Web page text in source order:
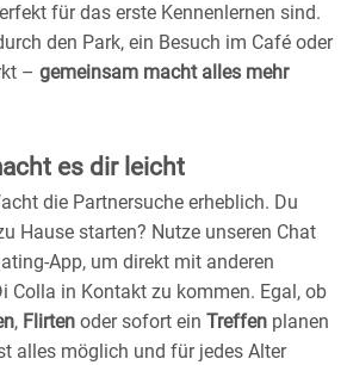
für das erste Kennenlernen sind.
den Park, ein Besuch im Café oder
– gemeinsam macht alles mehr
es dir leicht
die Partnersuche erheblich. Du
Hause starten? Nutze unseren Chat
App, um direkt mit anderen
Colla in Kontakt zu kommen. Egal, ob
, Flirten oder sofort ein Treffen planen
alles möglich und für jedes Alter